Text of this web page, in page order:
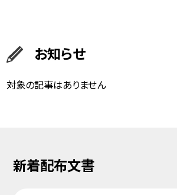
お知らせ
対象の記事はありません
新着配布文書